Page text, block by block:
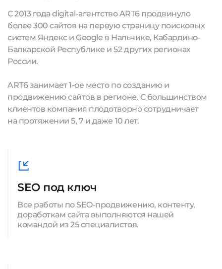
С 2013 года digital-агентство ART6 продвинуло
более 300 сайтов на первую страницу поисковых
систем Яндекс и Google в Нальчике, Кабардино-
Балкарской Республике и 52 других регионах
России.
ART6 занимает 1-ое место по созданию и
продвижению сайтов в регионе. С большинством
клиентов компания плодотворно сотрудничает
на протяжении 5, 7 и даже 10 лет.
SEO под ключ
Все работы по SEO-продвижению, контенту,
доработкам сайта выполняются нашей
командой из 25 специалистов.